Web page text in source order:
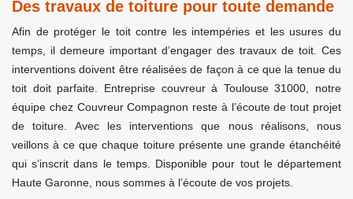
Des travaux de toiture pour toute demande
Afin de protéger le toit contre les intempéries et les usures du
temps, il demeure important d’engager des travaux de toit. Ces
interventions doivent être réalisées de façon à ce que la tenue du
toit doit parfaite. Entreprise couvreur à Toulouse 31000, notre
équipe chez Couvreur Compagnon reste à l’écoute de tout projet
de toiture. Avec les interventions que nous réalisons, nous
veillons à ce que chaque toiture présente une grande étanchéité
qui s’inscrit dans le temps. Disponible pour tout le département
Haute Garonne, nous sommes à l’écoute de vos projets.